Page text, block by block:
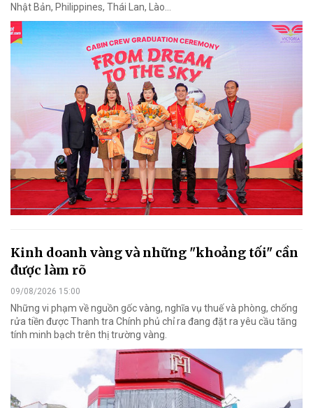
Nhật Bản, Philippines, Thái Lan, Lào…
Kinh doanh vàng và những "khoảng tối" cần
được làm rõ
09/08/2026 15:00
Những vi phạm về nguồn gốc vàng, nghĩa vụ thuế và phòng, chống
rửa tiền được Thanh tra Chính phủ chỉ ra đang đặt ra yêu cầu tăng
tính minh bạch trên thị trường vàng.